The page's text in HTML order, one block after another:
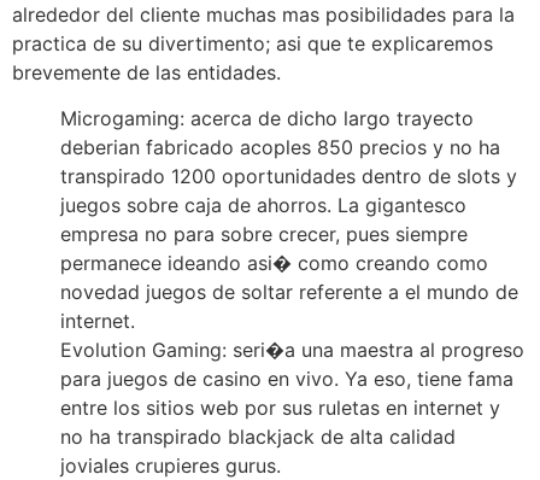
alrededor del cliente muchas mas posibilidades para la
practica de su divertimento; asi que te explicaremos
brevemente de las entidades.
Microgaming: acerca de dicho largo trayecto
deberian fabricado acoples 850 precios y no ha
transpirado 1200 oportunidades dentro de slots y
juegos sobre caja de ahorros. La gigantesco
empresa no para sobre crecer, pues siempre
permanece ideando asi� como creando como
novedad juegos de soltar referente a el mundo de
internet.
Evolution Gaming: seri�a una maestra al progreso
para juegos de casino en vivo. Ya eso, tiene fama
entre los sitios web por sus ruletas en internet y
no ha transpirado blackjack de alta calidad
joviales crupieres gurus.